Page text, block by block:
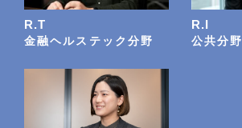
R.T
金融ヘルステック分野
R.I
公共分野